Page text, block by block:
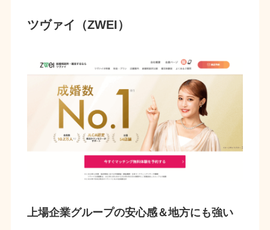
ツヴァイ（ZWEI）
上場企業グループの安心感＆地方にも強い